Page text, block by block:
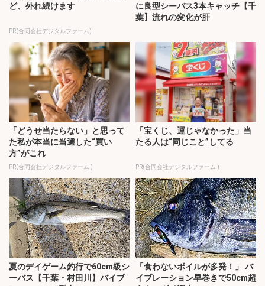
ど、外れ続けます
PR(合同会社デジタルファーム)
に良型シーバス3本キャッチ【千
葉】流れの変化が肝
「どうせ当たらない」と思って
た私が本当に当選した“買い
方”がこれ
PR(合同会社デジタルファーム )
「宝くじ、運じゃなかった」当
たる人は“同じこと”してる
PR(合同会社デジタルファーム )
夏のデイゲーム釣行で60cm級シ
ーバス【千葉・村田川】バイブ
「食わないボイルが多発！」 バ
イブレーション早巻きで50cm超